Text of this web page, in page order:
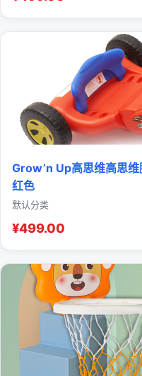
Grow’n Up高思维高思
红色
默认分类
¥499.00